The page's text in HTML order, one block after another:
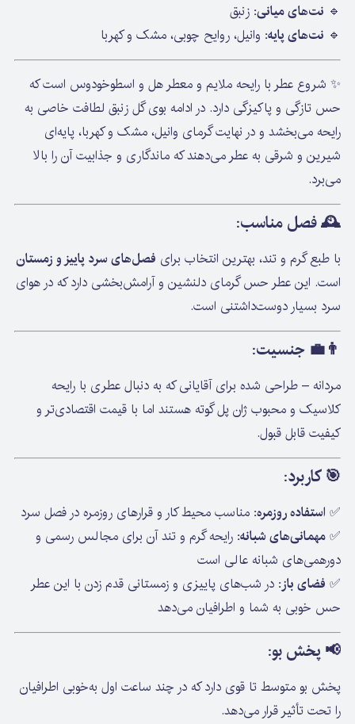
🔹 نت‌های میانی: زنبق
🔹 نت‌های پایه: وانیل، روایح چوبی، مشک و کهربا
✨ شروع عطر با رایحه ملایم و معطر هل و اسطوخودوس است که
حس تازگی و پاکیزگی دارد. در ادامه بوی گل زنبق لطافت خاصی به
رایحه می‌بخشد و در نهایت گرمای وانیل، مشک و کهربا، پایه‌ای
شیرین و شرقی به عطر می‌دهند که ماندگاری و جذابیت آن را بالا
می‌برد.
🕰️فصل مناسب:
با طبع گرم و تند، بهترین انتخاب برای فصل‌های سرد پاییز و زمستان
است. این عطر حس گرمای دلنشین و آرامش‌بخشی دارد که در هوای
سرد بسیار دوست‌داشتنی است.
👨‍💼 جنسیت:
مردانه – طراحی شده برای آقایانی که به دنبال عطری با رایحه
کلاسیک و محبوب ژان پل گوته هستند اما با قیمت اقتصادی‌تر و
کیفیت قابل قبول.
🎯کاربرد:
✅ استفاده روزمره: مناسب محیط کار و قرارهای روزمره در فصل سرد
✅مهمانی‌های شبانه: رایحه گرم و تند آن برای مجالس رسمی و
دورهمی‌های شبانه عالی است
✅ فضای باز: در شب‌های پاییزی و زمستانی قدم زدن با این عطر
حس خوبی به شما و اطرافیان می‌دهد
📢پخش بو:
پخش بو متوسط تا قوی دارد که در چند ساعت اول به‌خوبی اطرافیان
را تحت تأثیر قرار می‌دهد.